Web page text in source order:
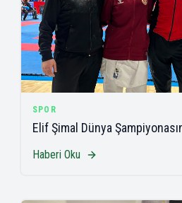
SPOR
Elif Şimal Dünya
Haberi Oku